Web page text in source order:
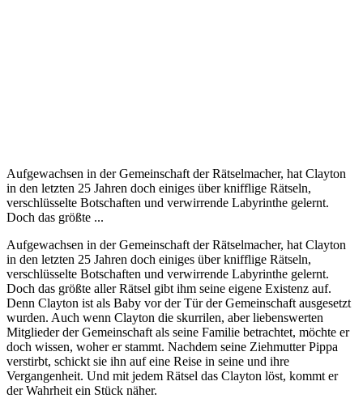
Aufgewachsen in der Gemeinschaft der Rätselmacher, hat Clayton
in den letzten 25 Jahren doch einiges über knifflige Rätseln,
verschlüsselte Botschaften und verwirrende Labyrinthe gelernt.
Doch das größte ...
Aufgewachsen in der Gemeinschaft der Rätselmacher, hat Clayton
in den letzten 25 Jahren doch einiges über knifflige Rätseln,
verschlüsselte Botschaften und verwirrende Labyrinthe gelernt.
Doch das größte aller Rätsel gibt ihm seine eigene Existenz auf.
Denn Clayton ist als Baby vor der Tür der Gemeinschaft ausgesetzt
wurden. Auch wenn Clayton die skurrilen, aber liebenswerten
Mitglieder der Gemeinschaft als seine Familie betrachtet, möchte er
doch wissen, woher er stammt. Nachdem seine Ziehmutter Pippa
verstirbt, schickt sie ihn auf eine Reise in seine und ihre
Vergangenheit. Und mit jedem Rätsel das Clayton löst, kommt er
der Wahrheit ein Stück näher.